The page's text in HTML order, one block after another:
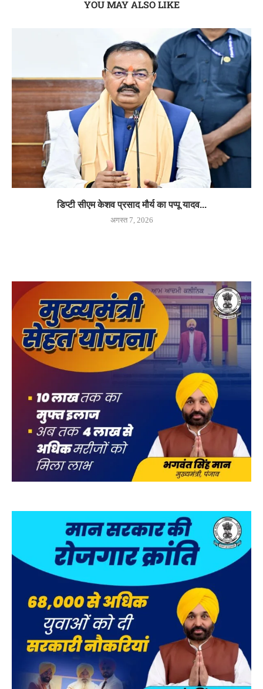
YOU MAY ALSO LIKE
डिप्टी सीएम केशव प्रसाद मौर्य का पप्पू यादव...
अगस्त 7, 2026